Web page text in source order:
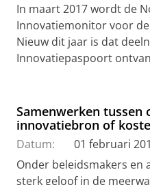
In maart 2017 wordt de
Innovatiemonitor voor
Nieuw dit jaar is dat
Innovatiepaspoort
Samenwerken tussen
innovatiebron of
Datum:
01 februari
Onder beleidsmakers en
sterk geloof in de